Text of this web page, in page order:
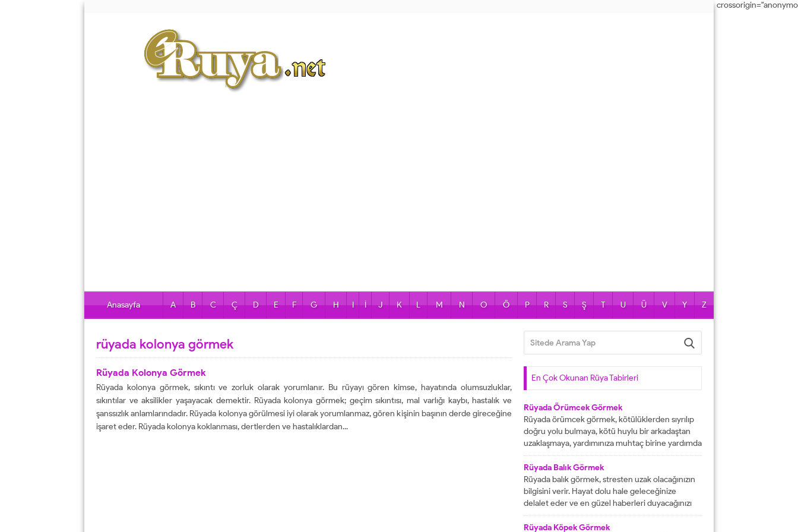
Anasayfa A B C Ç D E F G H I İ J K L M N O Ö P R S Ş T U Ü V Y Z
rüyada kolonya görmek
Rüyada Kolonya Görmek
Rüyada kolonya görmek, sıkıntı ve zorluk olarak yorumlanır. Bu rüyayı gören kimse, hayatında olumsuzluklar,
sıkıntılar ve aksilikler yaşayacak demektir. Rüyada kolonya görmek; geçim sıkıntısı, mal varlığı kaybı, hastalık ve
şanssızlık anlamlarındadır. Rüyada kolonya görülmesi iyi olarak yorumlanmaz, gören kişinin başının derde gireceğine
işaret eder. Rüyada kolonya koklanması, dertlerden ve hastalıklardan...
En Çok Okunan Rüya Tabirleri
Rüyada Örümcek Görmek
Rüyada örümcek görmek, kötülüklerden sıyrılıp
doğru yolu bulmaya, kötü huylu bir arkadaştan
uzaklaşmaya, yardımınıza muhtaç birine yardımda
bulunmaya işarettir. Rüyada örümcekler görmek
yani çok sayıda örümcekler görülmesi kısa
zamanda haneye gelecek bolluk ve berekete,
aile içinden birine gelecek paraya tabir edilir.
Rüyada evde örümcek görmek, düşmanı
tarafından kötülüğe uğramaya, sıkıntılar içine...
Rüyada Balık Görmek
Rüyada balık görmek, stresten uzak olacağınızın
bilgisini verir. Hayat dolu hale geleceğinize
delalet eder ve en güzel haberleri duyacağınızı
göstermektedir. Büyük bir mutluluğa
ulaşacağınıza delalet eder ve kısmetlerinizin
Rüyada Köpek Görmek